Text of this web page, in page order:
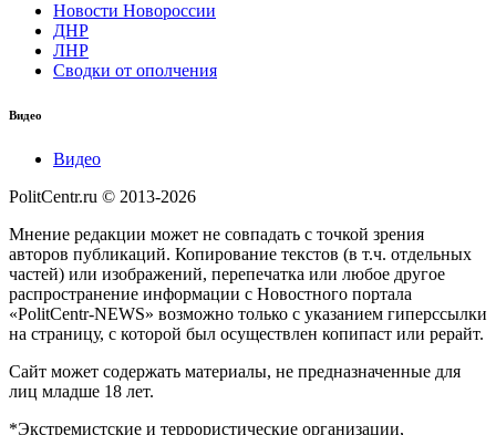
Новости Новороссии
ДНР
ЛНР
Сводки от ополчения
Видео
Видео
PolitCentr.ru © 2013-2026
Мнение редакции может не совпадать с точкой зрения
авторов публикаций. Копирование текстов (в т.ч. отдельных
частей) или изображений, перепечатка или любое другое
распространение информации с Новостного портала
«PolitCentr-NEWS» возможно только с указанием гиперссылки
на страницу, с которой был осуществлен копипаст или рерайт.
Сайт может содержать материалы, не предназначенные для
лиц младше 18 лет.
*Экстремистские и террористические организации,